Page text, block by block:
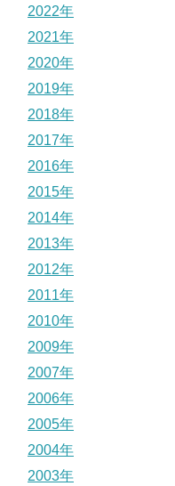
2022年
2021年
2020年
2019年
2018年
2017年
2016年
2015年
2014年
2013年
2012年
2011年
2010年
2009年
2007年
2006年
2005年
2004年
2003年